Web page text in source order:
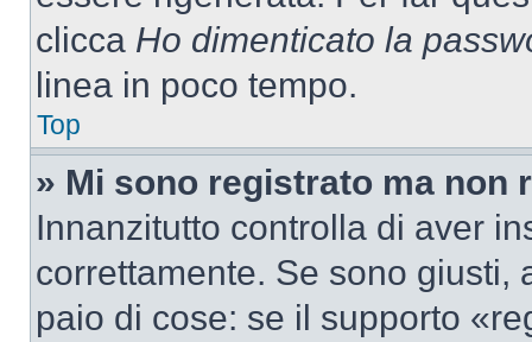
clicca Ho dimenticato la
linea in poco tempo.
Top
» Mi sono registrato ma non
Innanzitutto controlla di aver
correttamente. Se sono giusti,
paio di cose: se il supporto